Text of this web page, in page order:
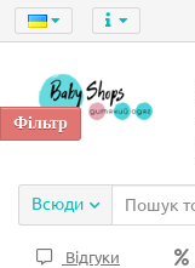
Всюди
Відгуки